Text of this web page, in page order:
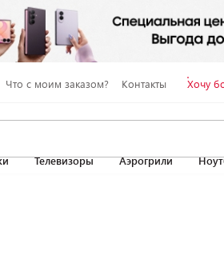
Что с моим заказом? Контакты Хочу
Телевизоры Аэрогрили